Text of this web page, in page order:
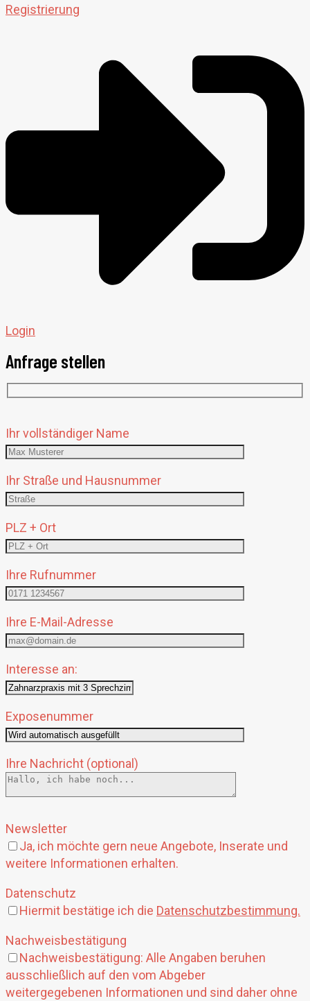
Registrierung
Login
Anfrage stellen
lasse
dieses
Feld
leer.
Ihr vollständiger Name
Ihr Straße und Hausnummer
PLZ + Ort
Ihre Rufnummer
Ihre E-Mail-Adresse
Interesse an:
Exposenummer
Ihre Nachricht (optional)
lasse
dieses
Feld
Newsletter
Ja, ich möchte gern neue Angebote, Inserate und
weitere Informationen erhalten.
Datenschutz
Hiermit bestätige ich die Datenschutzbestimmung.
Nachweisbestätigung
Nachweisbestätigung: Alle Angaben beruhen
ausschließlich auf den vom Abgeber
weitergegebenen Informationen und sind daher ohne